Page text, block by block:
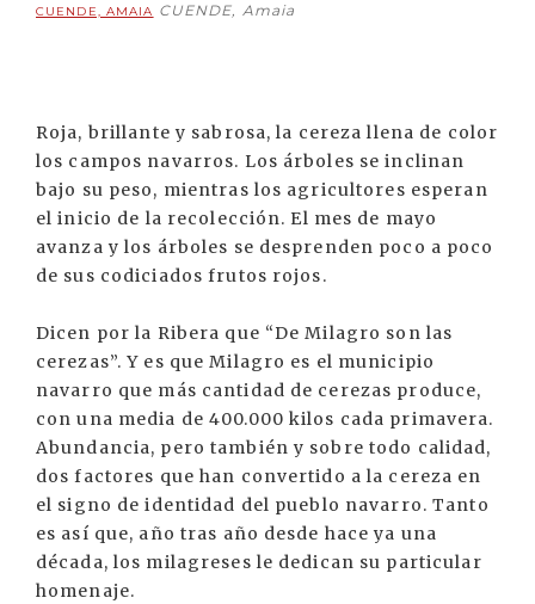
CUENDE, AMAIA CUENDE, Amaia
Roja, brillante y sabrosa, la cereza llena de color
los campos navarros. Los árboles se inclinan
bajo su peso, mientras los agricultores esperan
el inicio de la recolección. El mes de mayo
avanza y los árboles se desprenden poco a poco
de sus codiciados frutos rojos.
Dicen por la Ribera que “De Milagro son las
cerezas”. Y es que Milagro es el municipio
navarro que más cantidad de cerezas produce,
con una media de 400.000 kilos cada primavera.
Abundancia, pero también y sobre todo calidad,
dos factores que han convertido a la cereza en
el signo de identidad del pueblo navarro. Tanto
es así que, año tras año desde hace ya una
década, los milagreses le dedican su particular
homenaje.